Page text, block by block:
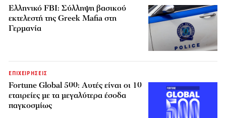
Ελληνικό FBI: Σύλληψη βασικού
εκτελεστή της Greek Mafia στη
Γερμανία
ΕΠΙΧΕΙΡΗΣΕΙΣ
Fortune Global 500: Αυτές είναι οι 10
εταιρείες με τα μεγαλύτερα έσοδα
παγκοσμίως